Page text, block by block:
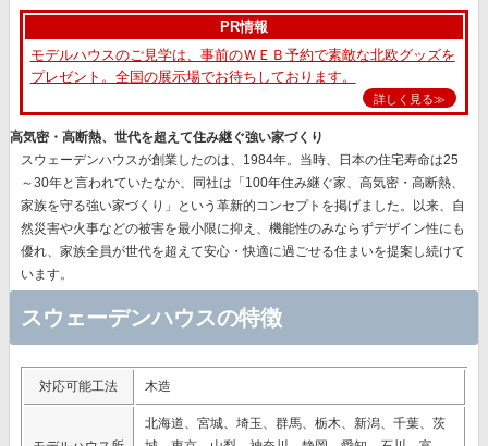
PR情報
モデルハウスのご見学は、事前のＷＥＢ予約で素敵な北欧グッズを
プレゼント。全国の展示場でお待ちしております。
詳しく見る≫
高気密・高断熱、世代を超えて住み継ぐ強い家づくり
スウェーデンハウスが創業したのは、1984年。当時、日本の住宅寿命は25
～30年と言われていたなか、同社は 「100年住み継ぐ家、高気密・高断熱、
家族を守る強い家づくり」
という革新的コンセプトを掲げました。以来、自
然災害や火事などの被害を最小限に抑え、機能性のみならずデザイン性にも
優れ、 家族全員が世代を超えて安心・快適に過ごせる住まいを提案 し続けて
います。
スウェーデンハウスの特徴
対応可能工法 木造
北海道、宮城、埼玉、群馬、栃木、新潟、千葉、茨